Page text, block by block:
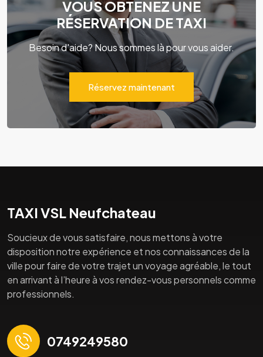
VOUS OBTENEZ UNE
RÉSERVATION DE TAXI
Besoin d'aide? Nous sommes là pour vous aider.
Réservez maintenant
TAXI VSL Neufchateau
Soucieux de vous satisfaire, nous mettons à votre
disposition notre expérience et nos connaissances de la
ville pour faire de votre trajet un voyage agréable, le tout
en arrivant à l’heure à vos rendez-vous personnels comme
professionnels.
0749249580